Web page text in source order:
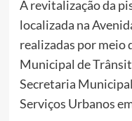
A revitalização da
localizada na
realizadas por meio
Municipal de
Secretaria
Serviços Urbanos